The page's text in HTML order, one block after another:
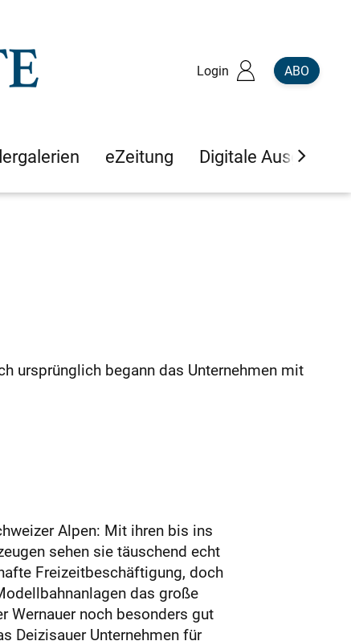
Login ABO
eZeitung Digitale Ausgaben
ursprünglich begann das Unternehmen mit
Alpen: Mit ihren bis ins
sehen sie täuschend echt
Freizeitbeschäftigung, doch
das große
Wernauer noch besonders gut
Deizisauer Unternehmen für